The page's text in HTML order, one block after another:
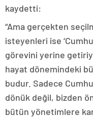
kaydetti:
“Ama gerçekten
isteyenleri ise
görevini yerine
hayat dönemindeki
budur. Sadece
dönük değil, bizden
bütün yönetimlere